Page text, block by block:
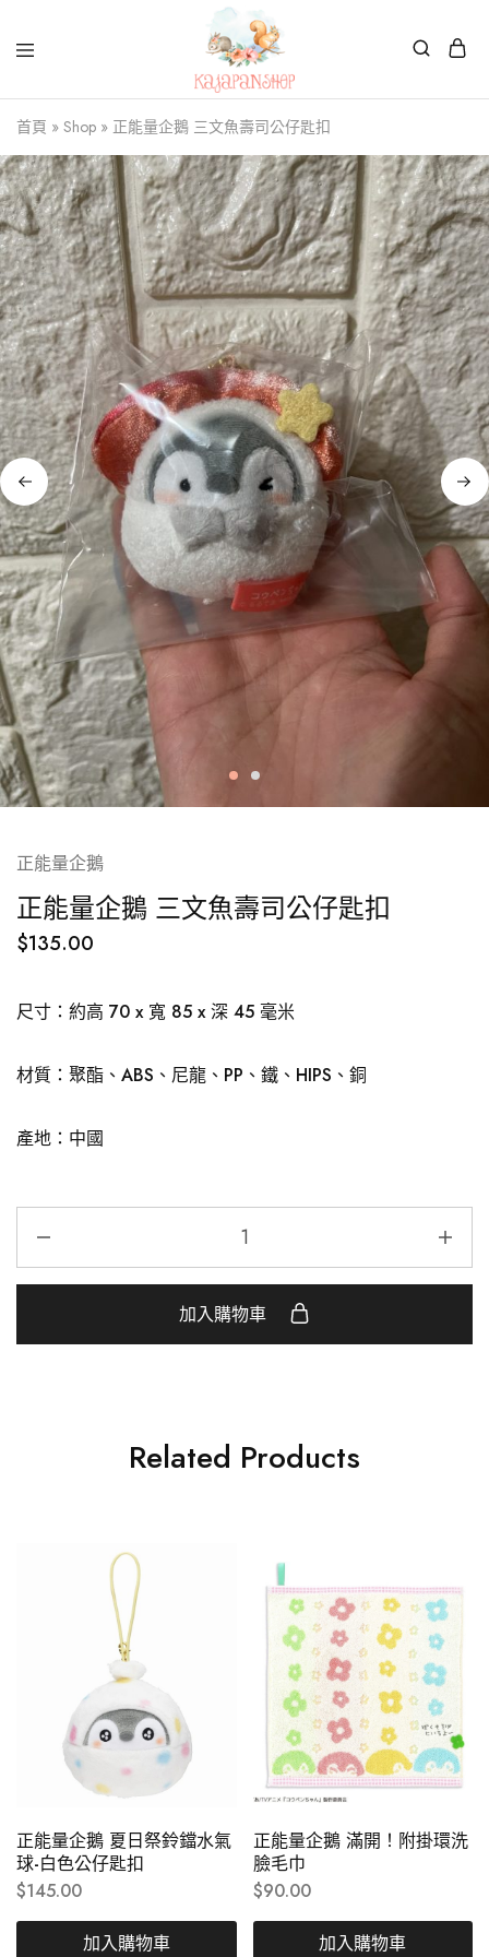
Kajapanshop
日
韓
百
貨
店
首頁 » Shop » 正能量企鵝 三文魚壽司公仔匙扣
正能量企鵝
正能量企鵝 三文魚壽司公仔匙扣
$135.00
尺寸：約高 70 x 寬 85 x 深 45 毫米
材質：聚酯、ABS、尼龍、PP、鐵、HIPS、銅
產地：中國
加入購物車
Related Products
正能量企鵝 夏日祭鈴鐺水氣
球-白色公仔匙扣
$145.00
加入購物車
正能量企鵝 滿開！附掛環洗
臉毛巾
$90.00
加入購物車